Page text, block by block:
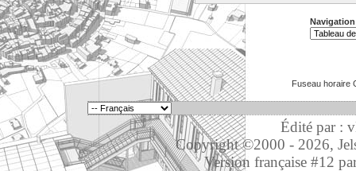
Fuseau horaire
Édité par :
Copyright ©2000 - 2026,
Version française #12